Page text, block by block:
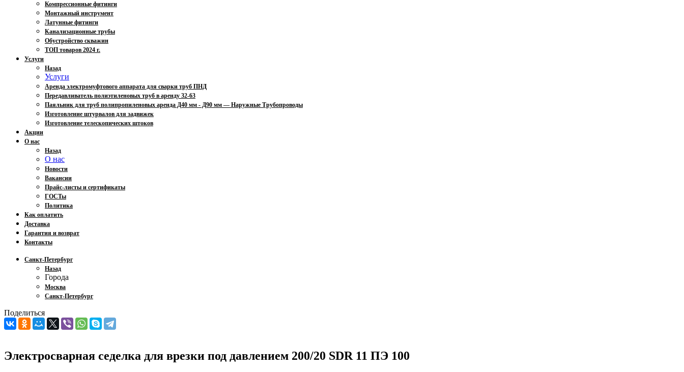
Компрессионные фитинги
Монтажный инструмент
Латунные фитинги
Канализационные трубы
Обустройство скважин
ТОП товаров 2024 г.
Услуги
Назад
Услуги
Аренда электромуфтового аппарата для сварки труб ПНД
Передавливатель полиэтиленовых труб в аренду 32-63
Паяльник для труб полипропиленовых аренда Д40 мм - Д90 мм — Наружные Трубопроводы
Изготовление штурвалов для задвижек
Изготовление телескопических штоков
Акции
О нас
Назад
О нас
Новости
Вакансии
Прайс-листы и сертификаты
ГОСТы
Политика
Как оплатить
Доставка
Гарантия и возврат
Контакты
Санкт-Петербург
Назад
Города
Москва
Санкт-Петербург
Поделиться
Электросварная седелка для врезки под давлением 200/20 SDR 11 ПЭ 100